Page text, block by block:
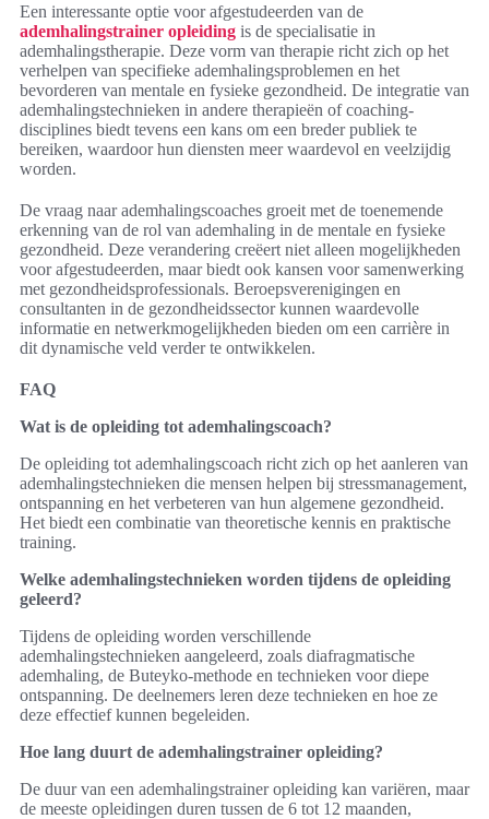
Een interessante optie voor afgestudeerden van de
ademhalingstrainer opleiding is de specialisatie in
ademhalingstherapie. Deze vorm van therapie richt zich op het
verhelpen van specifieke ademhalingsproblemen en het
bevorderen van mentale en fysieke gezondheid. De integratie van
ademhalingstechnieken in andere therapieën of coaching-
disciplines biedt tevens een kans om een breder publiek te
bereiken, waardoor hun diensten meer waardevol en veelzijdig
worden.
De vraag naar ademhalingscoaches groeit met de toenemende
erkenning van de rol van ademhaling in de mentale en fysieke
gezondheid. Deze verandering creëert niet alleen mogelijkheden
voor afgestudeerden, maar biedt ook kansen voor samenwerking
met gezondheidsprofessionals. Beroepsverenigingen en
consultanten in de gezondheidssector kunnen waardevolle
informatie en netwerkmogelijkheden bieden om een carrière in
dit dynamische veld verder te ontwikkelen.
FAQ
Wat is de opleiding tot ademhalingscoach?
De opleiding tot ademhalingscoach richt zich op het aanleren van
ademhalingstechnieken die mensen helpen bij stressmanagement,
ontspanning en het verbeteren van hun algemene gezondheid.
Het biedt een combinatie van theoretische kennis en praktische
training.
Welke ademhalingstechnieken worden tijdens de opleiding
geleerd?
Tijdens de opleiding worden verschillende
ademhalingstechnieken aangeleerd, zoals diafragmatische
ademhaling, de Buteyko-methode en technieken voor diepe
ontspanning. De deelnemers leren deze technieken en hoe ze
deze effectief kunnen begeleiden.
Hoe lang duurt de ademhalingstrainer opleiding?
De duur van een ademhalingstrainer opleiding kan variëren, maar
de meeste opleidingen duren tussen de 6 tot 12 maanden,